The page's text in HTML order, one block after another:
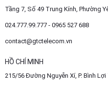
Tầng 7, Số 49 Trung Kính, Phường
024.777.99.777 - 0965 527 688
contact@gtctelecom.vn
HỒ CHÍ MINH
215/56 Đường Nguyễn Xí, P. Bình